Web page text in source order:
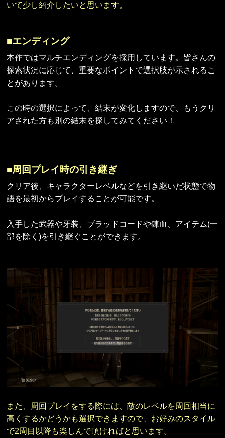
いて少し紹介したいと思います。
■エンディング
本作ではマルチエンディングを採用しています。皆さんの
探索状況に応じて、重要なポイントで選択肢が示されるこ
とがあります。
この時の選択によって、結末が変化しますので、もうクリ
アされた方も別の結末を探してみてください！
■周回プレイ時の引き継ぎ
クリア後、キャラクターレベルなどを引き継いだ状態で物
語を最初からプレイすることが可能です。
入手した武器や牙装、ブラッドコードや錬血、アイテム(一
部を除く)を引き継ぐことができます。
また、周回プレイをする際には、敵のレベルを周回相当に
高くするかどうかも選択できますので、お好みのスタイル
で2周目以降も楽しんで頂ければと思います。